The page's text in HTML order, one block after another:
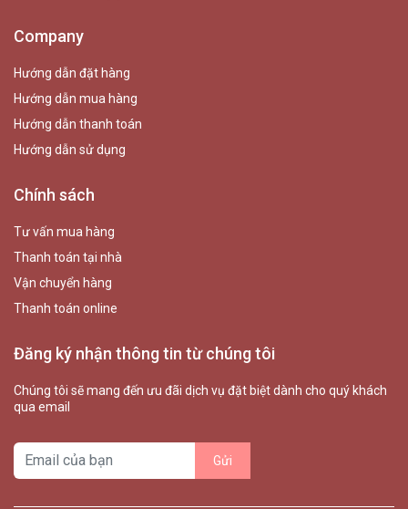
Company
Hướng dẫn đặt hàng
Hướng dẫn mua hàng
Hướng dẫn thanh toán
Hướng dẫn sử dụng
Chính sách
Tư vấn mua hàng
Thanh toán tại nhà
Vận chuyển hàng
Thanh toán online
Đăng ký nhận thông tin từ chúng tôi
Chúng tôi sẽ mang đến ưu đãi dịch vụ đặt biệt dành cho quý khách
qua email